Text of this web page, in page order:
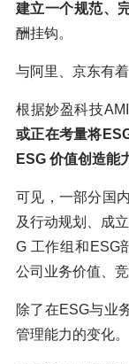
建立一个规范、
酬挂钩。
与阿里、京东有
根据妙盈科技
或正在考量将
ESG 价值创造能
可见，一部分国
及行动规划、成
G 工作组和ESG
公司业务价值、
除了在ESG与业
管理能力的变化。